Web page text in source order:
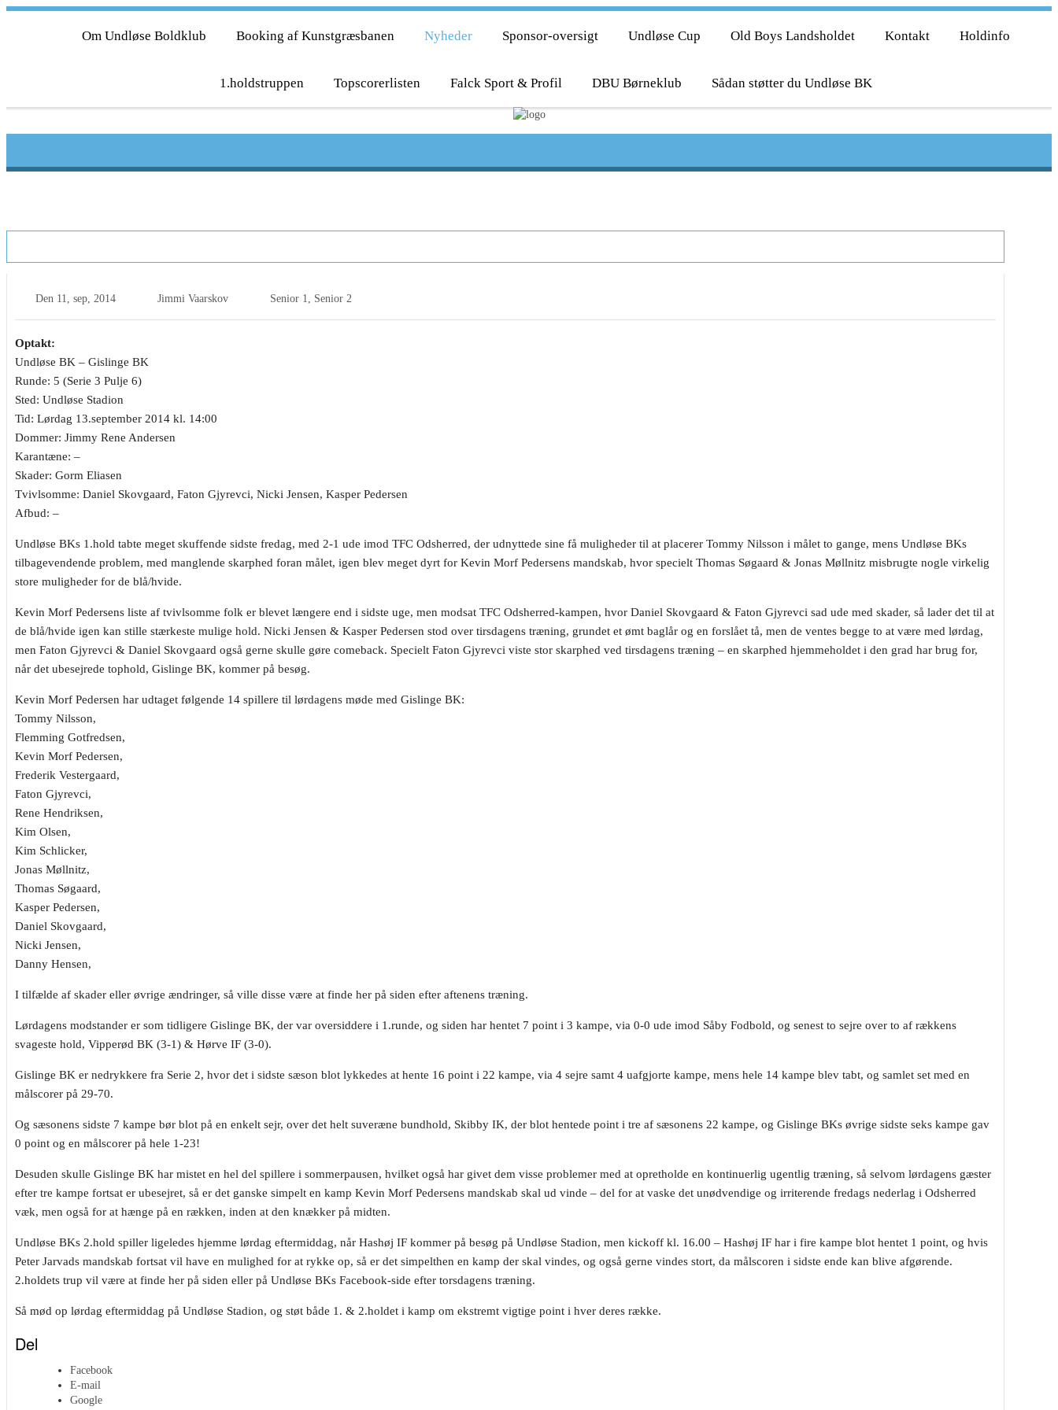
Om Undløse Boldklub Booking af Kunstgræsbanen Nyheder Sponsor-oversigt Undløse Cup Old Boys Landsholdet Kontakt Holdinfo
1.holdstruppen Topscorerlisten Falck Sport & Profil DBU Børneklub Sådan støtter du Undløse BK
Den 11, sep, 2014 Jimmi Vaarskov Senior 1, Senior 2
Optakt:
Undløse BK – Gislinge BK
Runde: 5 (Serie 3 Pulje 6)
Sted: Undløse Stadion
Tid: Lørdag 13.september 2014 kl. 14:00
Dommer: Jimmy Rene Andersen
Karantæne: –
Skader: Gorm Eliasen
Tvivlsomme: Daniel Skovgaard, Faton Gjyrevci, Nicki Jensen, Kasper Pedersen
Afbud: –
Undløse BKs 1.hold tabte meget skuffende sidste fredag, med 2-1 ude imod TFC Odsherred, der udnyttede sine få muligheder til at placerer Tommy Nilsson i målet to gange, mens Undløse BKs
tilbagevendende problem, med manglende skarphed foran målet, igen blev meget dyrt for Kevin Morf Pedersens mandskab, hvor specielt Thomas Søgaard & Jonas Møllnitz misbrugte nogle virkelig
store muligheder for de blå/hvide.
Kevin Morf Pedersens liste af tvivlsomme folk er blevet længere end i sidste uge, men modsat TFC Odsherred-kampen, hvor Daniel Skovgaard & Faton Gjyrevci sad ude med skader, så lader det til at
de blå/hvide igen kan stille stærkeste mulige hold. Nicki Jensen & Kasper Pedersen stod over tirsdagens træning, grundet et ømt baglår og en forslået tå, men de ventes begge to at være med lørdag,
men Faton Gjyrevci & Daniel Skovgaard også gerne skulle gøre comeback. Specielt Faton Gjyrevci viste stor skarphed ved tirsdagens træning – en skarphed hjemmeholdet i den grad har brug for,
når det ubesejrede tophold, Gislinge BK, kommer på besøg.
Kevin Morf Pedersen har udtaget følgende 14 spillere til lørdagens møde med Gislinge BK:
Tommy Nilsson,
Flemming Gotfredsen,
Kevin Morf Pedersen,
Frederik Vestergaard,
Faton Gjyrevci,
Rene Hendriksen,
Kim Olsen,
Kim Schlicker,
Jonas Møllnitz,
Thomas Søgaard,
Kasper Pedersen,
Daniel Skovgaard,
Nicki Jensen,
Danny Hensen,
I tilfælde af skader eller øvrige ændringer, så ville disse være at finde her på siden efter aftenens træning.
Lørdagens modstander er som tidligere Gislinge BK, der var oversiddere i 1.runde, og siden har hentet 7 point i 3 kampe, via 0-0 ude imod Såby Fodbold, og senest to sejre over to af rækkens
svageste hold, Vipperød BK (3-1) & Hørve IF (3-0).
Gislinge BK er nedrykkere fra Serie 2, hvor det i sidste sæson blot lykkedes at hente 16 point i 22 kampe, via 4 sejre samt 4 uafgjorte kampe, mens hele 14 kampe blev tabt, og samlet set med en
målscorer på 29-70.
Og sæsonens sidste 7 kampe bør blot på en enkelt sejr, over det helt suveræne bundhold, Skibby IK, der blot hentede point i tre af sæsonens 22 kampe, og Gislinge BKs øvrige sidste seks kampe gav
0 point og en målscorer på hele 1-23!
Desuden skulle Gislinge BK har mistet en hel del spillere i sommerpausen, hvilket også har givet dem visse problemer med at opretholde en kontinuerlig ugentlig træning, så selvom lørdagens gæster
efter tre kampe fortsat er ubesejret, så er det ganske simpelt en kamp Kevin Morf Pedersens mandskab skal ud vinde – del for at vaske det unødvendige og irriterende fredags nederlag i Odsherred
væk, men også for at hænge på en rækken, inden at den knækker på midten.
Undløse BKs 2.hold spiller ligeledes hjemme lørdag eftermiddag, når Hashøj IF kommer på besøg på Undløse Stadion, men kickoff kl. 16.00 – Hashøj IF har i fire kampe blot hentet 1 point, og hvis
Peter Jarvads mandskab fortsat vil have en mulighed for at rykke op, så er det simpelthen en kamp der skal vindes, og også gerne vindes stort, da målscoren i sidste ende kan blive afgørende.
2.holdets trup vil være at finde her på siden eller på Undløse BKs Facebook-side efter torsdagens træning.
Så mød op lørdag eftermiddag på Undløse Stadion, og støt både 1. & 2.holdet i kamp om ekstremt vigtige point i hver deres række.
Del
Facebook
E-mail
Google